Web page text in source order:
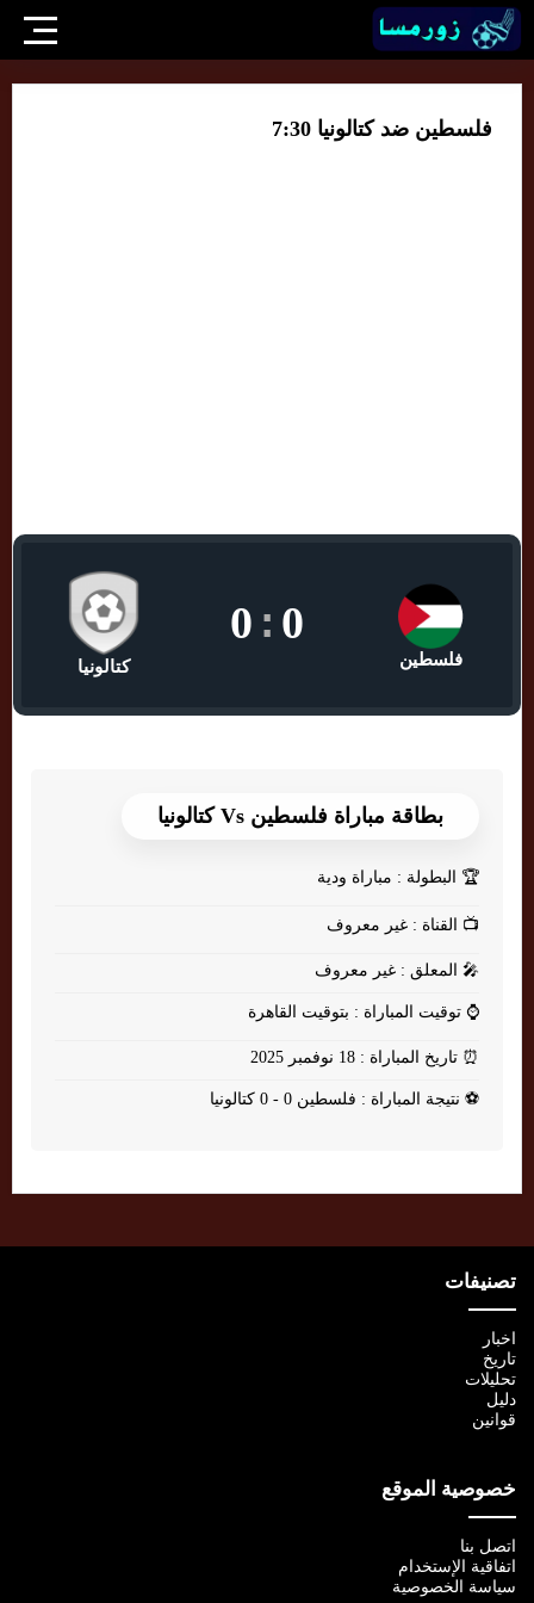
فلسطين ضد كتالونيا 7:30
فلسطين
0
:
0
كتالونيا
بطاقة مباراة فلسطين Vs كتالونيا
🏆 البطولة : مباراة ودية
📺 القناة : غير معروف
🎤 المعلق : غير معروف
⌚ توقيت المباراة : بتوقيت القاهرة
⏰ تاريخ المباراة : 18 نوفمبر 2025
⚽ نتيجة المباراة : فلسطين 0 - 0 كتالونيا
تصنيفات
اخبار
تاريخ
تحليلات
دليل
قوانين
خصوصية الموقع
اتصل بنا
اتفاقية الإستخدام
سياسة الخصوصية